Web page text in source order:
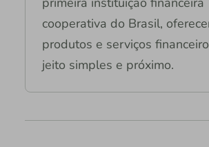
cooperativa do Brasil,
produtos e serviços
jeito simples e próximo.